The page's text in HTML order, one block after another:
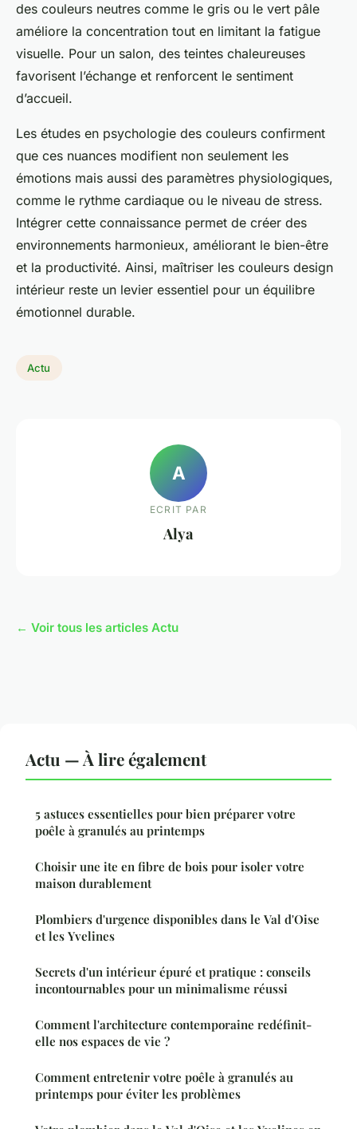
des couleurs neutres comme le gris ou le vert pâle
améliore la concentration tout en limitant la fatigue
visuelle. Pour un salon, des teintes chaleureuses
favorisent l’échange et renforcent le sentiment
d’accueil.
Les études en psychologie des couleurs confirment
que ces nuances modifient non seulement les
émotions mais aussi des paramètres physiologiques,
comme le rythme cardiaque ou le niveau de stress.
Intégrer cette connaissance permet de créer des
environnements harmonieux, améliorant le bien-être
et la productivité. Ainsi, maîtriser les couleurs design
intérieur reste un levier essentiel pour un équilibre
émotionnel durable.
Actu
A
ECRIT PAR
Alya
← Voir tous les articles Actu
Actu — À lire également
5 astuces essentielles pour bien préparer votre
poêle à granulés au printemps
Choisir une ite en fibre de bois pour isoler votre
maison durablement
Plombiers d'urgence disponibles dans le Val d'Oise
et les Yvelines
Secrets d'un intérieur épuré et pratique : conseils
incontournables pour un minimalisme réussi
Comment l'architecture contemporaine redéfinit-
elle nos espaces de vie ?
Comment entretenir votre poêle à granulés au
printemps pour éviter les problèmes